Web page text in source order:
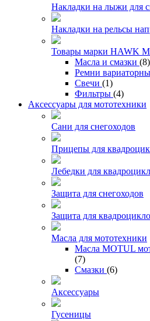
Накладки на лыжи для
Накладки на рельсы
Товары марки HAWK
Масла и смазки (8)
Ремни
Свечи (1)
Фильтры (4)
Аксессуары для мототехники
Сани для снегоходов
Прицепы для
Лебедки для
Защита для снегоходов
Защита для
Масла для мототехники
Масла MOTUL
(7)
Смазки (6)
Аксессуары
Гусеницы